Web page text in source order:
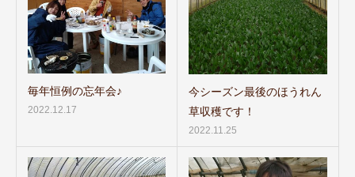
毎年恒例の忘年会♪
2022.12.17
今シーズン最後のほうれん
草収穫です！
2022.11.25